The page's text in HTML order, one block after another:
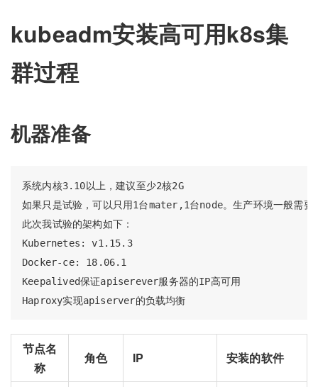
kubeadm安装高可用k8s集
群过程
机器准备
系统内核3.10以上，建议至少2核2G
如果只是试验，可以只用1台mater,1台node。生产环境一般
此次我试验的架构如下：
Kubernetes: v1.15.3
Docker-ce: 18.06.1
Keepalived保证apiserever服务器的IP高可用
节点名
称
角色 IP 安装的软件